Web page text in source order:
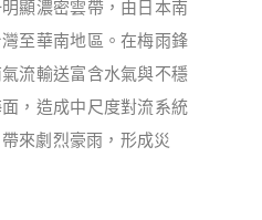
顯濃密雲帶，由日本南
至華南地區。在梅雨鋒
流輸送富含水氣與不穩
，造成中尺度對流系統
來劇烈豪雨，形成災